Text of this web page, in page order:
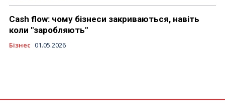
Cash flow: чому бізнеси закриваються, навіть
коли "заробляють"
Бізнес 01.05.2026